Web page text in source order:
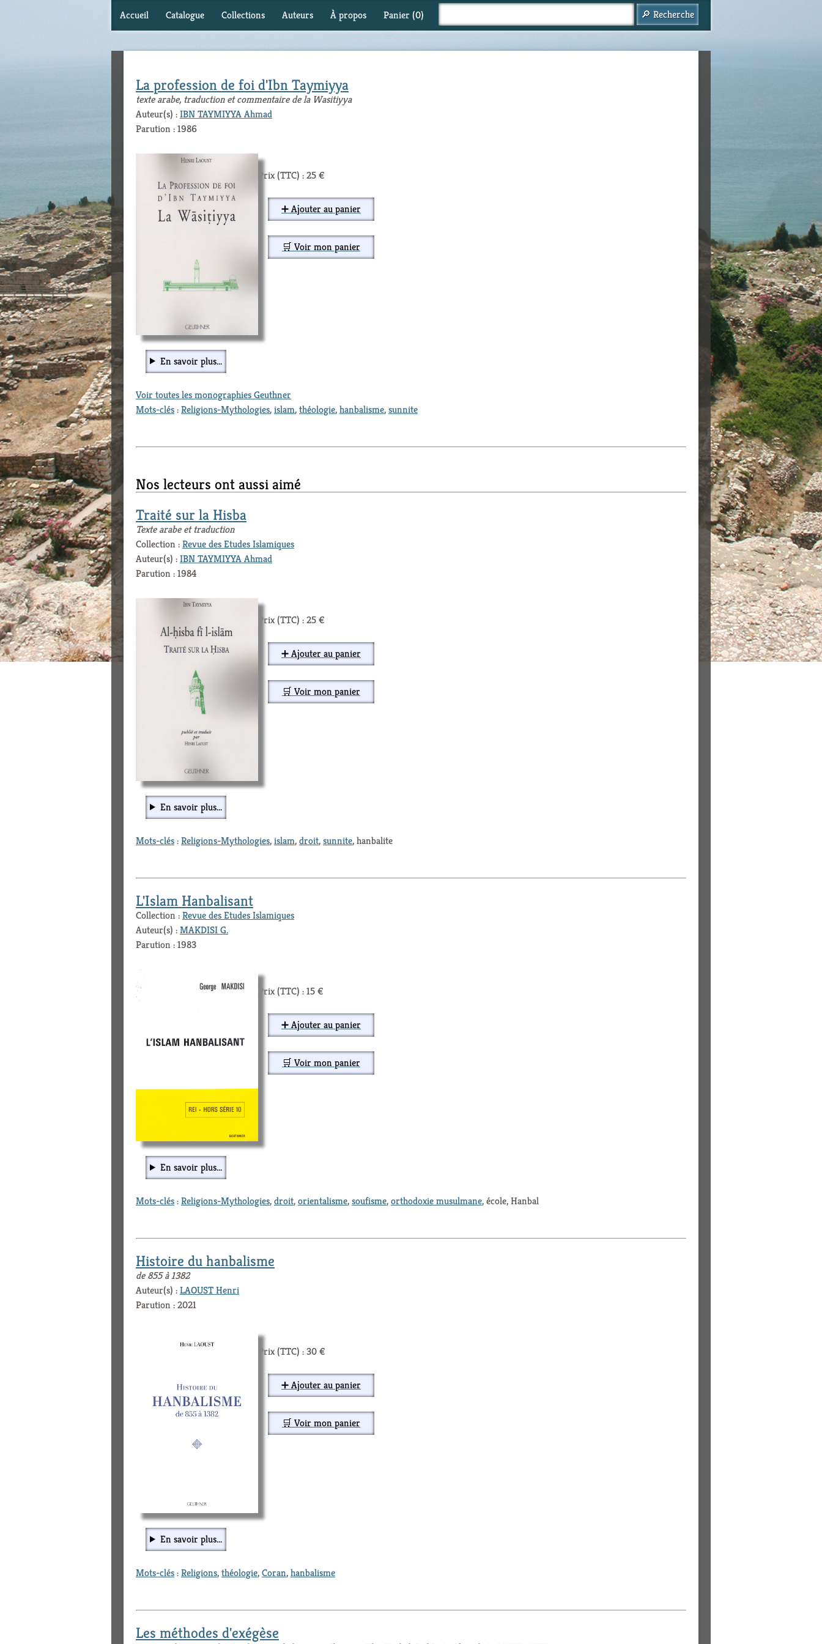
Accueil Catalogue Collections Auteurs À propos Panier (0)
La profession de foi d'Ibn Taymiyya
texte arabe, traduction et commentaire de la Wasitiyya
Auteur(s) :IBN TAYMIYYA Ahmad
Parution : 1986
Prix (TTC) : 25 €
➕ Ajouter au panier
🛒 Voir mon panier
En savoir plus...
Voir toutes les monographies Geuthner
Mots-clés:Religions-Mythologies,islam,théologie,hanbalisme,sunnite
Nos lecteurs ont aussi aimé
Traité sur la Hisba
Texte arabe et traduction
Collection :Revue des Etudes Islamiques
Auteur(s) :IBN TAYMIYYA Ahmad
Parution : 1984
Prix (TTC) : 25 €
➕ Ajouter au panier
🛒 Voir mon panier
En savoir plus...
Mots-clés:Religions-Mythologies,islam,droit,sunnite, hanbalite
L'Islam Hanbalisant
Collection :Revue des Etudes Islamiques
Auteur(s) :MAKDISI G.
Parution : 1983
Prix (TTC) : 15 €
➕ Ajouter au panier
🛒 Voir mon panier
En savoir plus...
Mots-clés:Religions-Mythologies,droit,orientalisme,soufisme,orthodoxie musulmane, école, Hanbal
Histoire du hanbalisme
de 855 à 1382
Auteur(s) :LAOUST Henri
Parution : 2021
Prix (TTC) : 30 €
➕ Ajouter au panier
🛒 Voir mon panier
En savoir plus...
Mots-clés:Religions,théologie,Coran,hanbalisme
Les méthodes d'exégèse